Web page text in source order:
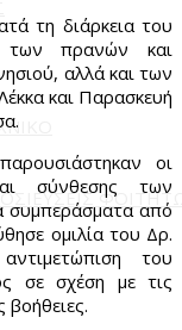
τη διάρκεια του
των πρανών και
αλλά και των
και Παρασκευή
οι
σύνθεσης των
συμπεράσματα από
ομιλία του Δρ.
του
σε σχέση με τις
βοήθειες.